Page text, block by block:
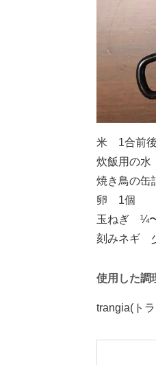
米 1合前後
炊飯用の
焼き鳥の
卵 1個
玉ねぎ ¼
刻みネギ
使用した調
trangia(ト